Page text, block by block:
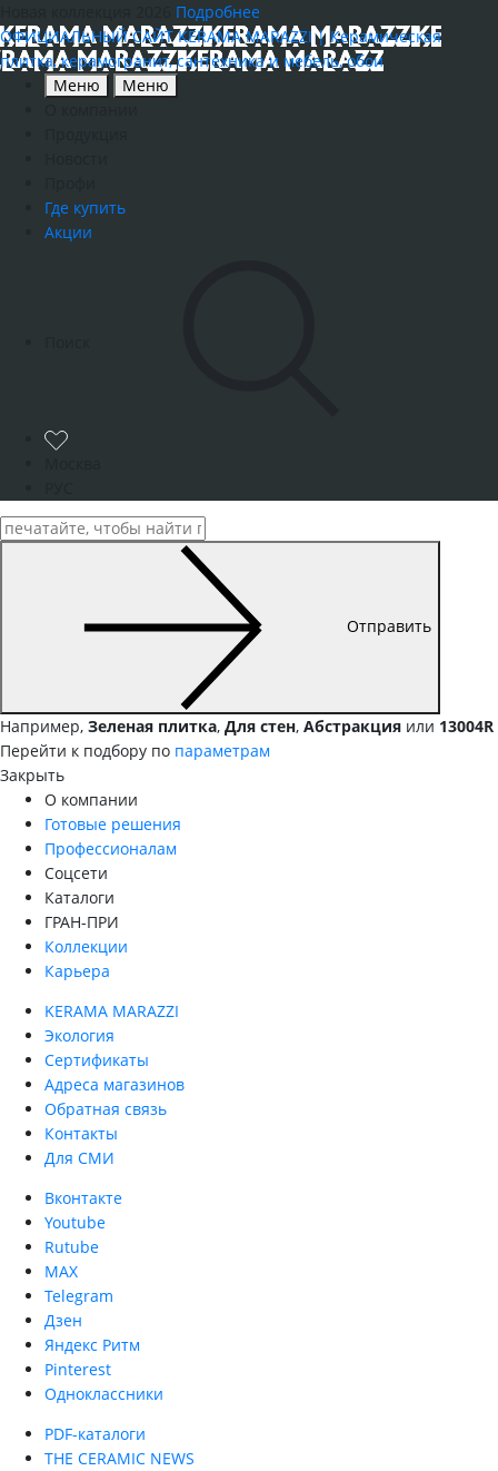
Подробнее
ОФИЦИАЛЬНЫЙ САЙТ KERAMA MARAZZI | Керамическая
плитка, керамогранит, сантехника и мебель, обои
Меню
Меню
Где купить
Акции
Отправить
Например, Зеленая плитка, Для стен, Абстракция или 13004R
Перейти к подбору по параметрам
Закрыть
О компании
Готовые решения
Профессионалам
Соцсети
Каталоги
ГРАН-ПРИ
Коллекции
Карьера
KERAMA MARAZZI
Экология
Сертификаты
Адреса магазинов
Обратная связь
Контакты
Для СМИ
Вконтакте
Youtube
Rutube
MAX
Telegram
Дзен
Яндекс Ритм
Pinterest
Одноклассники
PDF-каталоги
THE CERAMIC NEWS